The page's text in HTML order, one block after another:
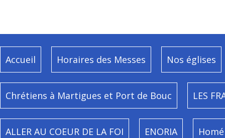
Accueil Horaires des Messes Nos églises
Chrétiens à Martigues et Port de Bouc LES
ALLER AU COEUR DE LA FOI ENORIA